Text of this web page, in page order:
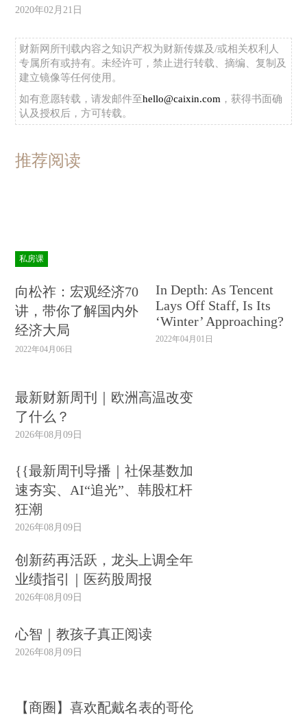
2020年02月21日
财新网所刊载内容之知识产权为财新传媒及/或相关权利人
专属所有或持有。未经许可，禁止进行转载、摘编、复制及
建立镜像等任何使用。
如有意愿转载，请发邮件至hello@caixin.com ，获得书面确
认及授权后，方可转载。
推荐阅读
私房课
向松祚：宏观经济70
讲，带你了解国内外
经济大局
2022年04月06日
In Depth: As Tencent
Lays Off Staff, Is Its
‘Winter’ Approaching?
2022年04月01日
最新财新周刊｜欧洲高温改变
了什么？
2026年08月09日
{{最新周刊导播｜社保基数加
速夯实、AI“追光”、韩股杠杆
狂潮
2026年08月09日
创新药再活跃，龙头上调全年
业绩指引｜医药股周报
2026年08月09日
心智｜教孩子真正阅读
2026年08月09日
【商圈】喜欢配戴名表的哥伦